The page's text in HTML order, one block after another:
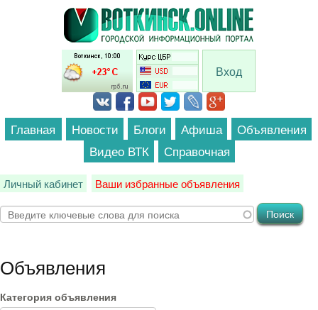
Перейти к основному содержанию
Вход
Главная Новости Блоги Афиша
Объявления
Видео ВТК
Справочная
Личный кабинет Ваши избранные объявления
Объявления
Категория объявления